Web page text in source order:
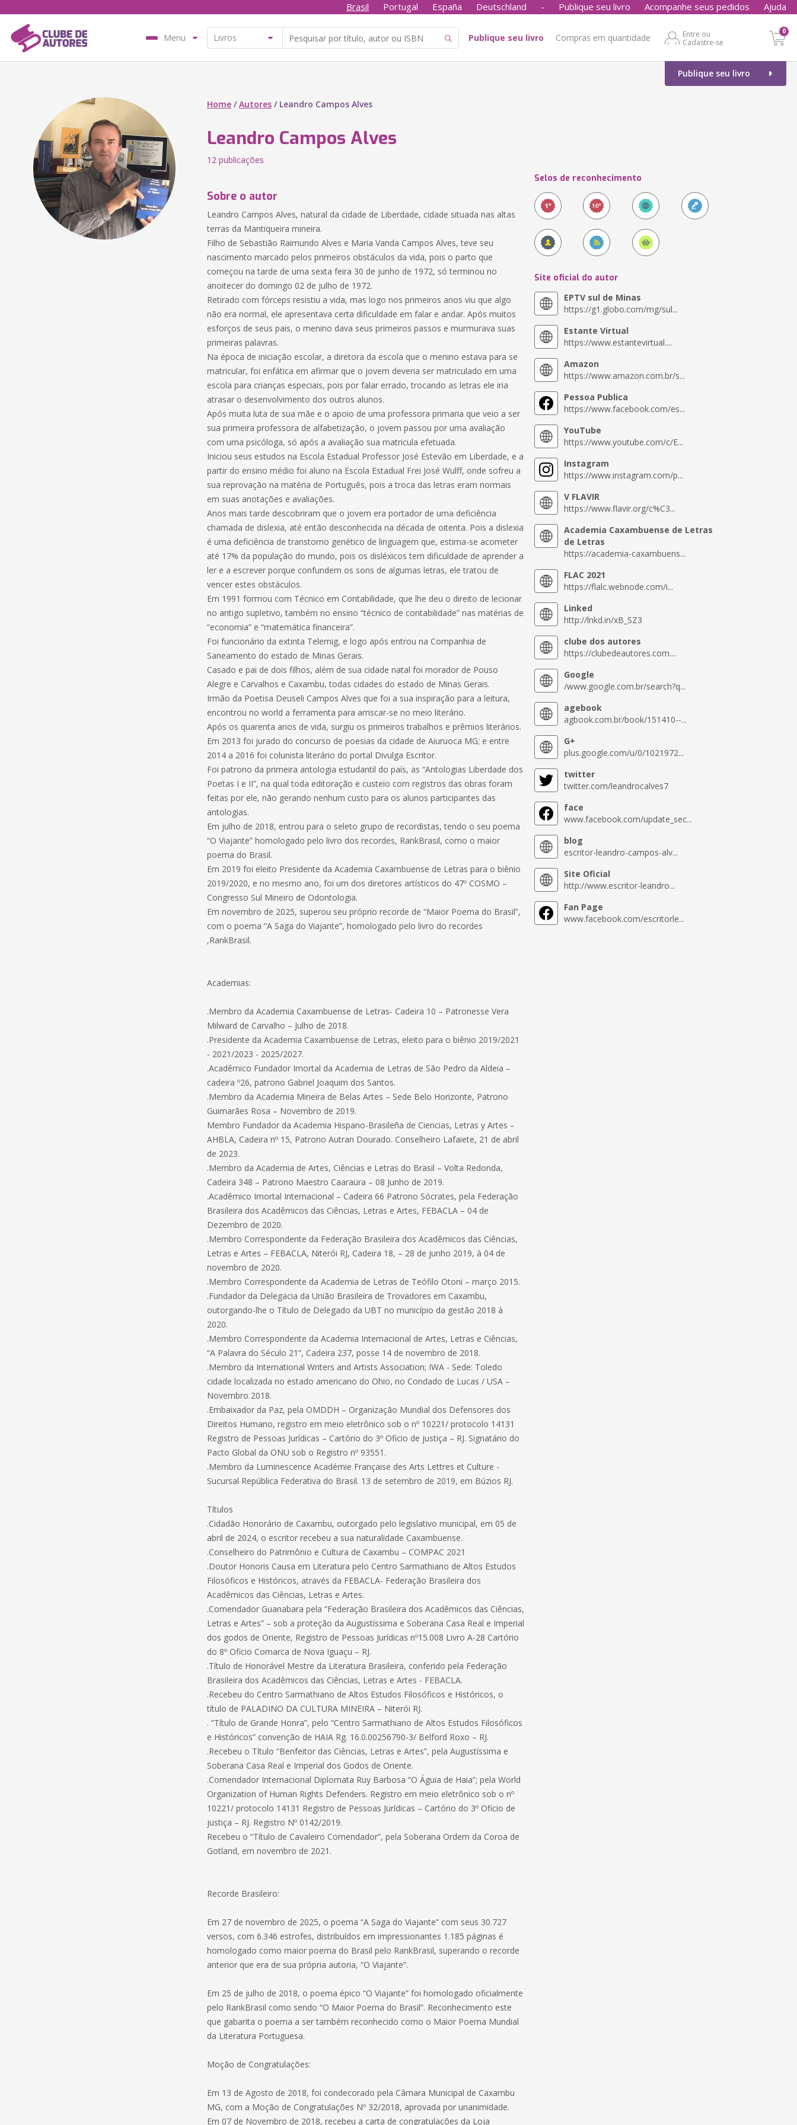
Brasil Portugal España Deutschland - Publique seu livro Acompanhe seus pedidos Ajuda
Menu Publique seu livro Compras em quantidade
Entre ou
Cadastre-se
0
Publique seu livro
Home /Autores / Leandro Campos Alves
Leandro Campos Alves
12 publicações
Sobre o autor
Leandro Campos Alves, natural da cidade de Liberdade, cidade situada nas altas
terras da Mantiqueira mineira.
Filho de Sebastião Raimundo Alves e Maria Vanda Campos Alves, teve seu
nascimento marcado pelos primeiros obstáculos da vida, pois o parto que
começou na tarde de uma sexta feira 30 de junho de 1972, só terminou no
anoitecer do domingo 02 de julho de 1972.
Retirado com fórceps resistiu a vida, mas logo nos primeiros anos viu que algo
não era normal, ele apresentava certa dificuldade em falar e andar. Após muitos
esforços de seus pais, o menino dava seus primeiros passos e murmurava suas
primeiras palavras.
Na época de iniciação escolar, a diretora da escola que o menino estava para se
matricular, foi enfática em afirmar que o jovem deveria ser matriculado em uma
escola para crianças especiais, pois por falar errado, trocando as letras ele iria
atrasar o desenvolvimento dos outros alunos.
Após muita luta de sua mãe e o apoio de uma professora primaria que veio a ser
sua primeira professora de alfabetização, o jovem passou por uma avaliação
com uma psicóloga, só após a avaliação sua matricula efetuada.
Iniciou seus estudos na Escola Estadual Professor José Estevão em Liberdade, e a
partir do ensino médio foi aluno na Escola Estadual Frei José Wulff, onde sofreu a
sua reprovação na matéria de Português, pois a troca das letras eram normais
em suas anotações e avaliações.
Anos mais tarde descobriram que o jovem era portador de uma deficiência
chamada de dislexia, até então desconhecida na década de oitenta. Pois a dislexia
é uma deficiência de transtorno genético de linguagem que, estima-se acometer
até 17% da população do mundo, pois os disléxicos tem dificuldade de aprender a
ler e a escrever porque confundem os sons de algumas letras, ele tratou de
vencer estes obstáculos.
Em 1991 formou com Técnico em Contabilidade, que lhe deu o direito de lecionar
no antigo supletivo, também no ensino “técnico de contabilidade” nas matérias de
“economia” e “matemática financeira”.
Foi funcionário da extinta Telemig, e logo após entrou na Companhia de
Saneamento do estado de Minas Gerais.
Casado e pai de dois filhos, além de sua cidade natal foi morador de Pouso
Alegre e Carvalhos e Caxambu, todas cidades do estado de Minas Gerais.
Irmão da Poetisa Deuseli Campos Alves que foi a sua inspiração para a leitura,
encontrou no world a ferramenta para arriscar-se no meio literário.
Após os quarenta anos de vida, surgiu os primeiros trabalhos e prêmios literários.
Em 2013 foi jurado do concurso de poesias da cidade de Aiuruoca MG; e entre
2014 a 2016 foi colunista literário do portal Divulga Escritor.
Foi patrono da primeira antologia estudantil do país, as “Antologias Liberdade dos
Poetas I e II”, na qual toda editoração e custeio com registros das obras foram
feitas por ele, não gerando nenhum custo para os alunos participantes das
antologias.
Em julho de 2018, entrou para o seleto grupo de recordistas, tendo o seu poema
“O Viajante” homologado pelo livro dos recordes, RankBrasil, como o maior
poema do Brasil.
Em 2019 foi eleito Presidente da Academia Caxambuense de Letras para o biênio
2019/2020, e no mesmo ano, foi um dos diretores artísticos do 47º COSMO –
Congresso Sul Mineiro de Odontologia.
Em novembro de 2025, superou seu próprio recorde de “Maior Poema do Brasil”,
com o poema “A Saga do Viajante”, homologado pelo livro do recordes
,RankBrasil.
Academias:
.Membro da Academia Caxambuense de Letras- Cadeira 10 – Patronesse Vera
Milward de Carvalho – Julho de 2018.
.Presidente da Academia Caxambuense de Letras, eleito para o biênio 2019/2021
- 2021/2023 - 2025/2027.
.Acadêmico Fundador Imortal da Academia de Letras de São Pedro da Aldeia –
cadeira º26, patrono Gabriel Joaquim dos Santos.
.Membro da Academia Mineira de Belas Artes – Sede Belo Horizonte, Patrono
Guimarães Rosa – Novembro de 2019.
Membro Fundador da Academia Hispano-Brasileña de Ciencias, Letras y Artes –
AHBLA, Cadeira nº 15, Patrono Autran Dourado. Conselheiro Lafaiete, 21 de abril
de 2023.
.Membro da Academia de Artes, Ciências e Letras do Brasil – Volta Redonda,
Cadeira 348 – Patrono Maestro Caaraüra – 08 Junho de 2019.
.Acadêmico Imortal Internacional – Cadeira 66 Patrono Sócrates, pela Federação
Brasileira dos Acadêmicos das Ciências, Letras e Artes, FEBACLA – 04 de
Dezembro de 2020.
.Membro Correspondente da Federação Brasileira dos Acadêmicos das Ciências,
Letras e Artes – FEBACLA, Niterói RJ, Cadeira 18, – 28 de junho 2019, à 04 de
novembro de 2020.
.Membro Correspondente da Academia de Letras de Teófilo Otoni – março 2015.
.Fundador da Delegacia da União Brasileira de Trovadores em Caxambu,
outorgando-lhe o Título de Delegado da UBT no município da gestão 2018 à
2020.
.Membro Correspondente da Academia Internacional de Artes, Letras e Ciências,
“A Palavra do Século 21”, Cadeira 237, posse 14 de novembro de 2018.
.Membro da International Writers and Artists Association; IWA - Sede: Toledo
cidade localizada no estado americano do Ohio, no Condado de Lucas / USA –
Novembro 2018.
.Embaixador da Paz, pela OMDDH – Organização Mundial dos Defensores dos
Direitos Humano, registro em meio eletrônico sob o nº 10221/ protocolo 14131
Registro de Pessoas Jurídicas – Cartório do 3º Oficio de justiça – RJ. Signatário do
Pacto Global da ONU sob o Registro nº 93551.
.Membro da Luminescence Académie Française des Arts Lettres et Culture -
Sucursal República Federativa do Brasil. 13 de setembro de 2019, em Búzios RJ.
Títulos
.Cidadão Honorário de Caxambu, outorgado pelo legislativo municipal, em 05 de
abril de 2024, o escritor recebeu a sua naturalidade Caxambuense.
.Conselheiro do Patrimônio e Cultura de Caxambu – COMPAC 2021
.Doutor Honoris Causa em Literatura pelo Centro Sarmathiano de Altos Estudos
Filosóficos e Históricos, através da FEBACLA- Federação Brasileira dos
Acadêmicos das Ciências, Letras e Artes.
.Comendador Guanabara pela “Federação Brasileira dos Acadêmicos das Ciências,
Letras e Artes” – sob a proteção da Augustíssima e Soberana Casa Real e Imperial
dos godos de Oriente, Registro de Pessoas Jurídicas nº15.008 Livro A-28 Cartório
do 8º Oficio Comarca de Nova Iguaçu – RJ.
.Título de Honorável Mestre da Literatura Brasileira, conferido pela Federação
Brasileira dos Acadêmicos das Ciências, Letras e Artes - FEBACLA.
.Recebeu do Centro Sarmathiano de Altos Estudos Filosóficos e Históricos, o
título de PALADINO DA CULTURA MINEIRA – Niterói RJ.
. “Título de Grande Honra”, pelo “Centro Sarmathiano de Altos Estudos Filosóficos
e Históricos” convenção de HAIA Rg. 16.0.00256790-3/ Belford Roxo – RJ.
.Recebeu o Título “Benfeitor das Ciências, Letras e Artes”, pela Augustíssima e
Soberana Casa Real e Imperial dos Godos de Oriente.
.Comendador Internacional Diplomata Ruy Barbosa “O Águia de Haia”; pela World
Organization of Human Rights Defenders. Registro em meio eletrônico sob o nº
10221/ protocolo 14131 Registro de Pessoas Jurídicas – Cartório do 3º Oficio de
justiça – RJ. Registro Nº 0142/2019.
Recebeu o “Título de Cavaleiro Comendador”, pela Soberana Ordem da Coroa de
Gotland, em novembro de 2021.
Recorde Brasileiro:
Em 27 de novembro de 2025, o poema “A Saga do Viajante” com seus 30.727
versos, com 6.346 estrofes, distribuídos em impressionantes 1.185 páginas é
homologado como maior poema do Brasil pelo RankBrasil, superando o recorde
anterior que era de sua própria autoria, “O Viajante”.
Em 25 de julho de 2018, o poema épico “O Viajante” foi homologado oficialmente
pelo RankBrasil como sendo “O Maior Poema do Brasil”. Reconhecimento este
que gabarita o poema a ser também reconhecido como o Maior Poema Mundial
da Literatura Portuguesa.
Moção de Congratulações:
Em 13 de Agosto de 2018, foi condecorado pela Câmara Municipal de Caxambu
MG, com a Moção de Congratulações Nº 32/2018, aprovada por unanimidade.
Em 07 de Novembro de 2018, recebeu a carta de congratulações da Loja
Selos de reconhecimento
Site oficial do autor
EPTV sul de Minas
https://g1.globo.com/mg/sul...
Estante Virtual
https://www.estantevirtual....
Amazon
https://www.amazon.com.br/s...
Pessoa Publica
https://www.facebook.com/es...
YouTube
https://www.youtube.com/c/E...
Instagram
https://www.instagram.com/p...
V FLAVIR
https://www.flavir.org/c%C3...
Academia Caxambuense de Letras
de Letras
https://academia-caxambuens...
FLAC 2021
https://flalc.webnode.com/i...
Linked
http://lnkd.in/xB_SZ3
clube dos autores
https://clubedeautores.com....
Google
/www.google.com.br/search?q...
agebook
agbook.com.br/book/151410--...
G+
plus.google.com/u/0/1021972...
twitter
twitter.com/leandrocalves7
face
www.facebook.com/update_sec...
blog
escritor-leandro-campos-alv...
Site Oficial
http://www.escritor-leandro...
Fan Page
www.facebook.com/escritorle...